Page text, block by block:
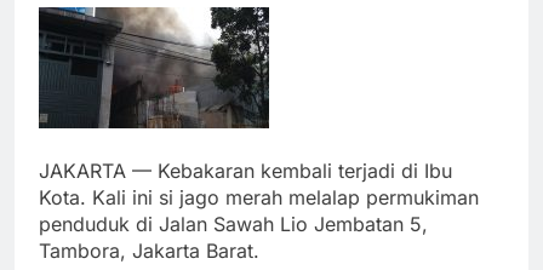
JAKARTA — Kebakaran kembali terjadi di Ibu
Kota. Kali ini si jago merah melalap permukiman
penduduk di Jalan Sawah Lio Jembatan 5,
Tambora, Jakarta Barat.